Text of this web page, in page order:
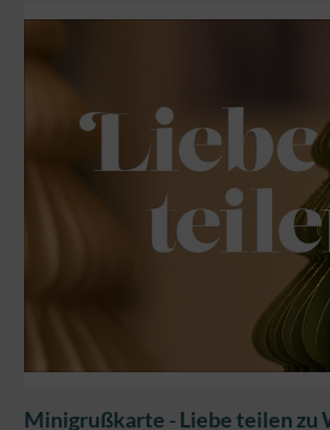
Minigrußkarte - Liebe teilen zu